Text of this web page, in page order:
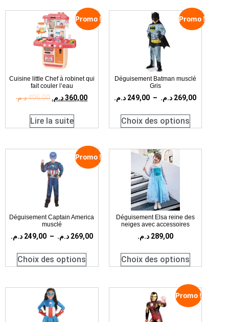
Promo !
Cuisine little Chef à robinet qui
fait couler l’eau
495,00د.م. 360,00 د.م.
Lire la suite
Promo !
Déguisement Batman musclé
Gris
249,00 د.م. – 269,00 د.م.
Choix des options
Promo !
Déguisement Captain America
musclé
249,00 د.م. – 269,00 د.م.
Choix des options
Déguisement Elsa reine des
neiges avec accessoires
289,00 د.م.
Choix des options
Promo !